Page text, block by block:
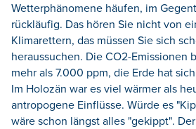
Wetterphänomene häufen, im
rückläufig. Das hören Sie nicht von
Klimarettern, das müssen Sie sich
heraussuchen. Die CO2-Emissionen
mehr als 7.000 ppm, die Erde hat
Im Holozän war es viel wärmer als
antropogene Einflüsse. Würde es
wäre schon längst alles "gekippt".